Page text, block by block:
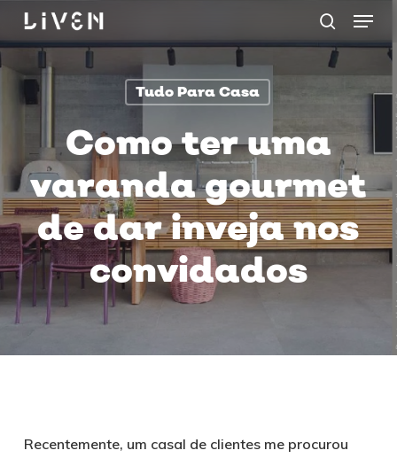
Skip
to
main
content
procurar
Menu
Tudo Para Casa
Como ter uma
varanda gourmet
de dar inveja nos
convidados
Recentemente, um casal de clientes me procurou